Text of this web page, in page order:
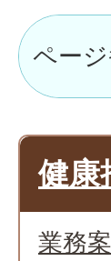
健康
業務